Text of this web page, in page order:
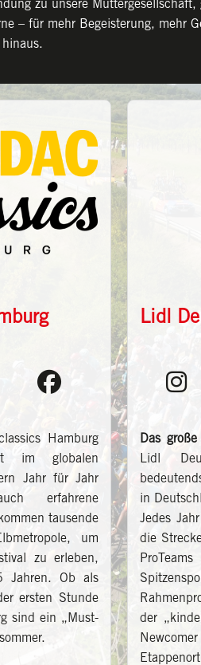
zu unsere Muttergesellschaft,
– für mehr Begeisterung, mehr
Hamburg
im globalen
Jahr für Jahr
erfahrene
tausende
um
zu erleben,
Jahren. Ob als
ersten Stunde
sind ein „Must-
Lidl
Das
Lidl
in
Jedes
die
der